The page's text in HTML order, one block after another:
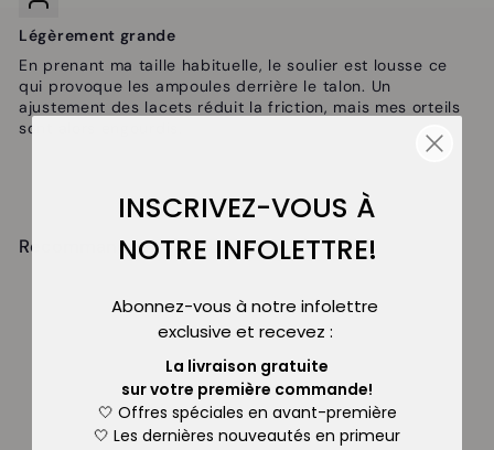
Légèrement grande
En prenant ma taille habituelle, le soulier est lousse ce
qui provoque les ampoules derrière le talon. Un
ajustement des lacets réduit la friction, mais mes orteils
sont alors engourdis.
Recommandés pour vous
INSCRIVEZ-VOUS À
NOTRE INFOLETTRE!
Abonnez-vous à notre infolettre
exclusive et recevez :
La livraison gratuite
survotre première commande!
🤍 Offres spéciales en avant-première
🤍 Les dernières nouveautés en primeur